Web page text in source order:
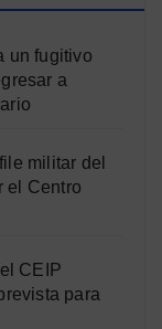
un fugitivo
a
militar del
el Centro
CEIP
para